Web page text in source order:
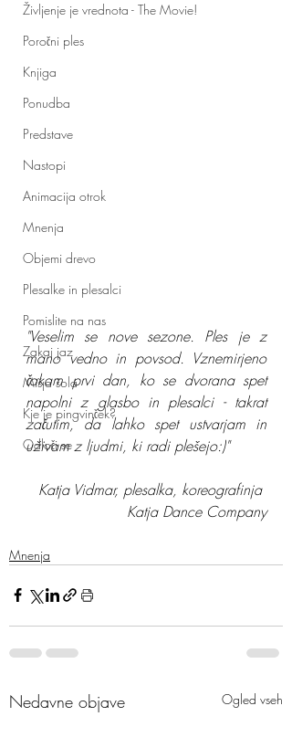
Življenje je vrednota - The Movie!
Poročni ples
Knjiga
Ponudba
Predstave
Nastopi
Animacija otrok
Mnenja
Objemi drevo
Plesalke in plesalci
Pomislite na nas
Zakaj jaz
Mišja šola
Kje je pingvinček?
Odloči se
"Veselim se nove sezone. Ples je z
mano vedno in povsod. Vznemirjeno
čakam prvi dan, ko se dvorana spet
napolni z glasbo in plesalci - takrat
začutim, da lahko spet ustvarjam in
uživam z ljudmi, ki radi plešejo:)"
Katja Vidmar, plesalka, koreografinja
Katja Dance Company
Mnenja
Nedavne objave Ogled vseh